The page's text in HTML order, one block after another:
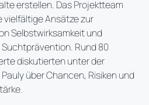
erstellen. Das Projektteam
Ansätze zur
Selbstwirksamkeit und
Rund 80
diskutierten unter der
über Chancen, Risiken und